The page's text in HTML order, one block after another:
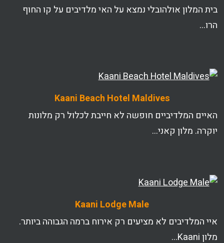
בית המלון אולהובלי נמצא על האי מלדיבים על קו החוף
הרו…
Kaani Beach Hotel Maldives
האיים המלדיביים חופשה לא חייבת לכלול רק מלונות
יוקרה. מלון קאני…
Kaani Lodge Male
איי המלדיבים לא מציעים רק אירוח ברמה הגבוהה ביותר.
מלון Kaani…